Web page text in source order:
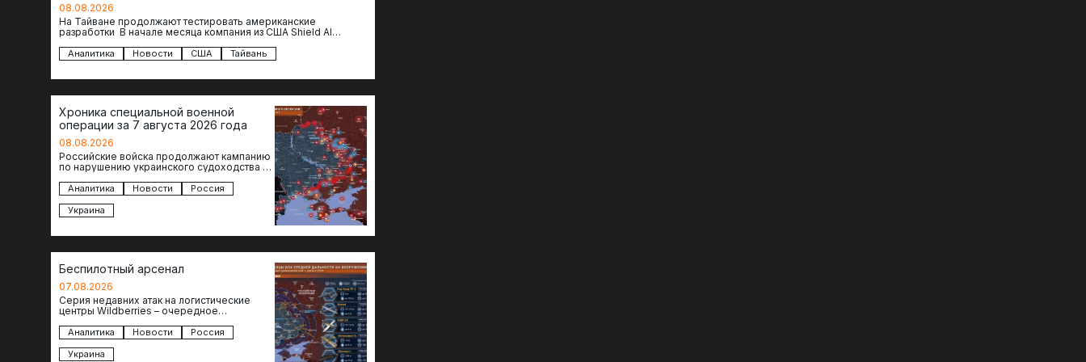
08.08.2026
На Тайване продолжают тестировать американские
разработки В начале месяца компания из США Shield AI
Аналитика Новости США Тайвань
Хроника специальной военной
операции за 7 августа 2026 года
08.08.2026
Российские войска продолжают кампанию
по нарушению украинского судоходства в
атакованы еще по меньшей мере два…
Аналитика Новости
Россия
Украина
Беспилотный арсенал
07.08.2026
Серия недавних атак на логистические
центры Wildberries – очередное
российского тыла. И суть здесь даже не…
Аналитика Новости
Россия
Украина